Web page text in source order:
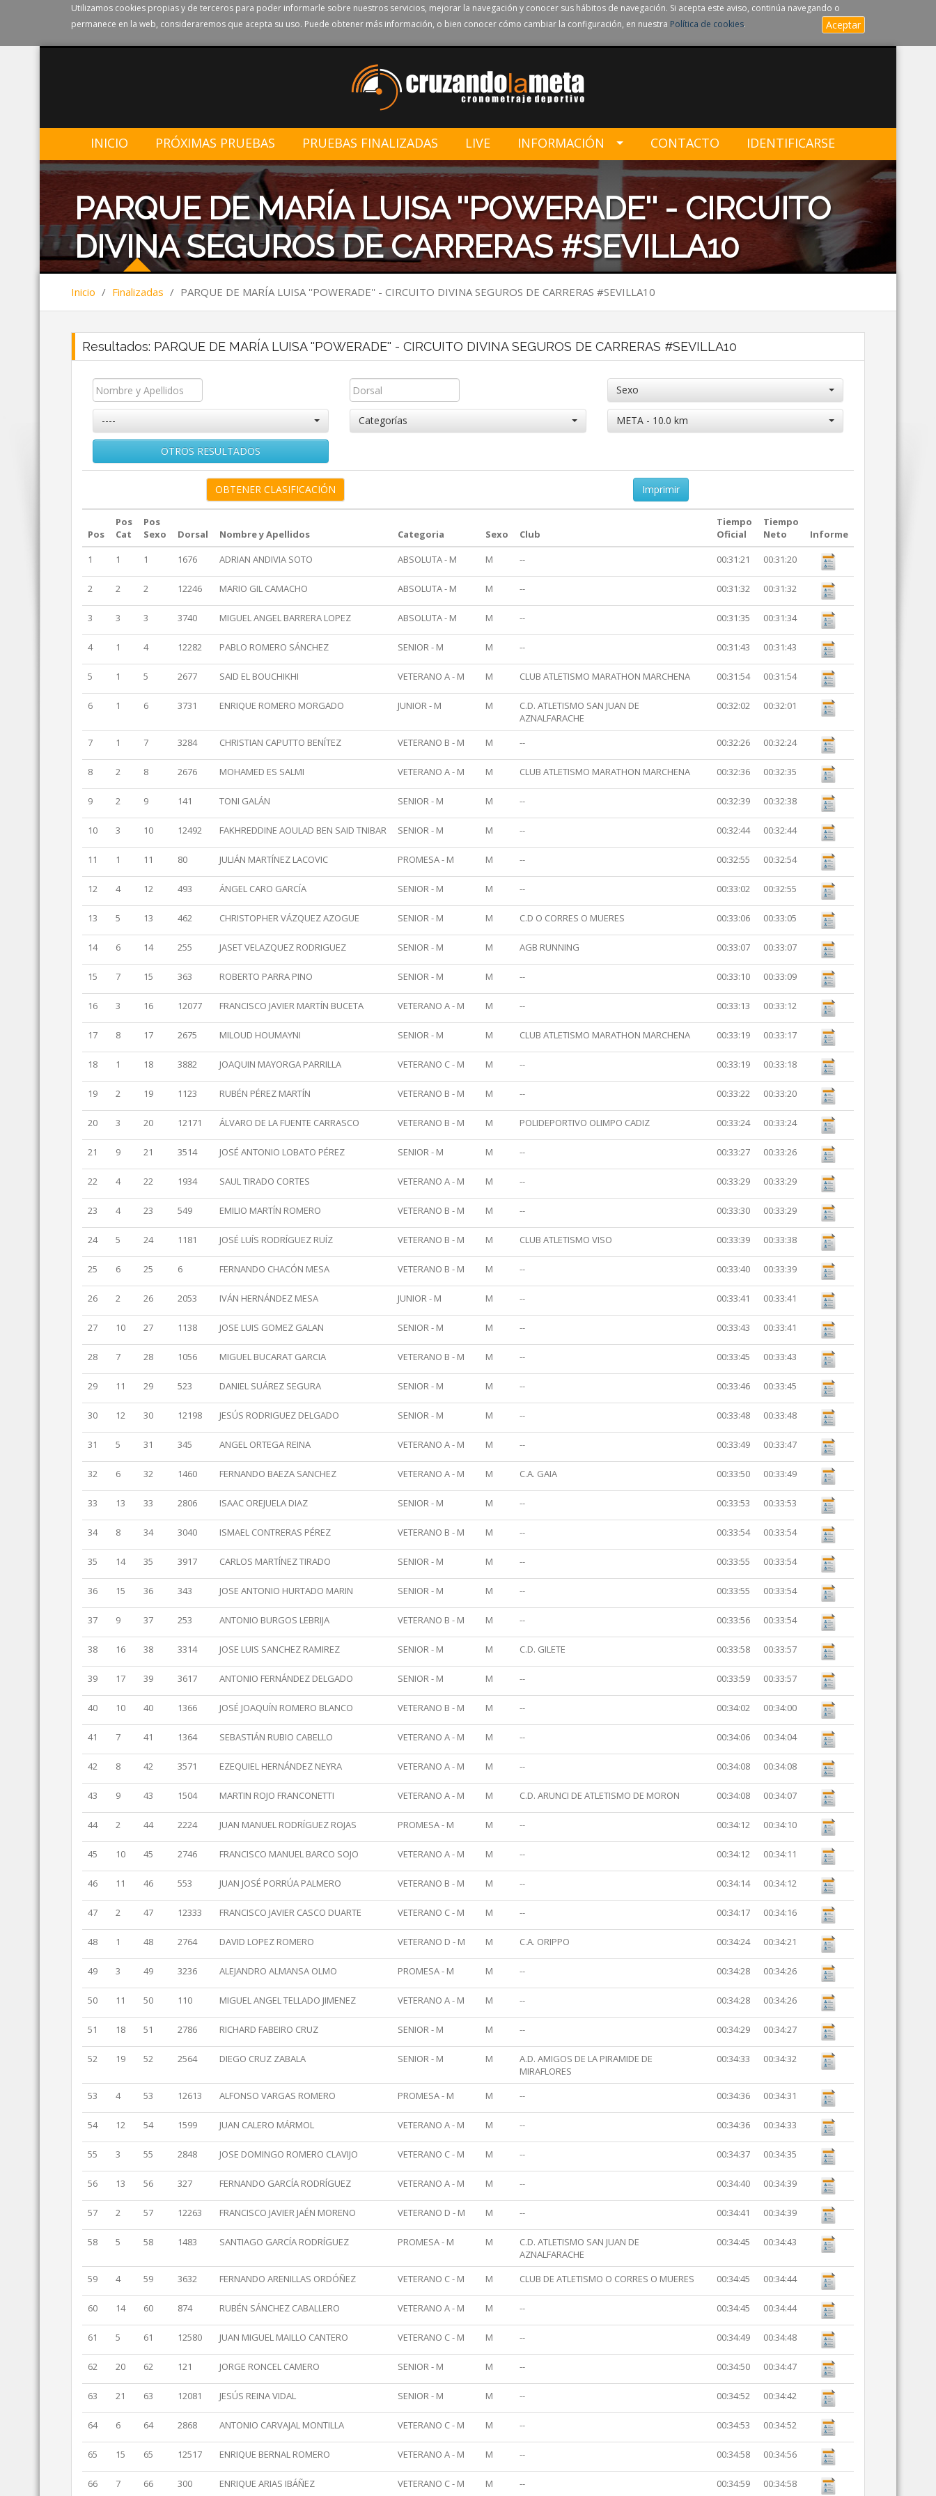
Utilizamos cookies propias y de terceros para poder informarle sobre nuestros servicios, mejorar la navegación y conocer sus hábitos de navegación. Si acepta este aviso, continúa navegando o
permanece en la web, consideraremos que acepta su uso. Puede obtener más información, o bien conocer cómo cambiar la configuración, en nuestra Política de cookies. Aceptar
INICIO PRÓXIMAS PRUEBAS PRUEBAS FINALIZADAS LIVE INFORMACIÓN CONTACTO IDENTIFICARSE
PARQUE DE MARÍA LUISA ''POWERADE'' - CIRCUITO
DIVINA SEGUROS DE CARRERAS #SEVILLA10
Inicio / Finalizadas / PARQUE DE MARÍA LUISA ''POWERADE'' - CIRCUITO DIVINA SEGUROS DE CARRERAS #SEVILLA10
Resultados: PARQUE DE MARÍA LUISA ''POWERADE'' - CIRCUITO DIVINA SEGUROS DE CARRERAS #SEVILLA10
Sexo
---- Categorías META - 10.0 km
OTROS RESULTADOS
Imprimir
Pos
Pos
Cat
Pos
Sexo
Dorsal Nombre y Apellidos Categoria Sexo Club
Tiempo
Oficial
Tiempo
Neto
Informe
1
1 1 1676 ADRIAN ANDIVIA SOTO ABSOLUTA - M M -- 00:31:21 00:31:20
2 2 2 12246 MARIO GIL CAMACHO ABSOLUTA - M M -- 00:31:32 00:31:32
3 3 3 3740 MIGUEL ANGEL BARRERA LOPEZ ABSOLUTA - M M -- 00:31:35 00:31:34
4 1 4 12282 PABLO ROMERO SÁNCHEZ SENIOR - M M -- 00:31:43 00:31:43
5 1 5 2677 SAID EL BOUCHIKHI VETERANO A - M M CLUB ATLETISMO MARATHON MARCHENA 00:31:54 00:31:54
6 1 6 3731 ENRIQUE ROMERO MORGADO JUNIOR - M M
C.D. ATLETISMO SAN JUAN DE
AZNALFARACHE
00:32:02 00:32:01
7 1 7 3284 CHRISTIAN CAPUTTO BENÍTEZ VETERANO B - M M -- 00:32:26 00:32:24
8 2 8 2676 MOHAMED ES SALMI VETERANO A - M M CLUB ATLETISMO MARATHON MARCHENA 00:32:36 00:32:35
9 2 9 141 TONI GALÁN SENIOR - M M -- 00:32:39 00:32:38
10 3 10 12492 FAKHREDDINE AOULAD BEN SAID TNIBAR SENIOR - M M -- 00:32:44 00:32:44
11 1 11 80 JULIÁN MARTÍNEZ LACOVIC PROMESA - M M -- 00:32:55 00:32:54
12 4 12 493 ÁNGEL CARO GARCÍA SENIOR - M M -- 00:33:02 00:32:55
13 5 13 462 CHRISTOPHER VÁZQUEZ AZOGUE SENIOR - M M C.D O CORRES O MUERES 00:33:06 00:33:05
14 6 14 255 JASET VELAZQUEZ RODRIGUEZ SENIOR - M M AGB RUNNING 00:33:07 00:33:07
15 7 15 363 ROBERTO PARRA PINO SENIOR - M M -- 00:33:10 00:33:09
16 3 16 12077 FRANCISCO JAVIER MARTÍN BUCETA VETERANO A - M M -- 00:33:13 00:33:12
17 8 17 2675 MILOUD HOUMAYNI SENIOR - M M CLUB ATLETISMO MARATHON MARCHENA 00:33:19 00:33:17
18 1 18 3882 JOAQUIN MAYORGA PARRILLA VETERANO C - M M -- 00:33:19 00:33:18
19 2 19 1123 RUBÉN PÉREZ MARTÍN VETERANO B - M M -- 00:33:22 00:33:20
20 3 20 12171 ÁLVARO DE LA FUENTE CARRASCO VETERANO B - M M POLIDEPORTIVO OLIMPO CADIZ 00:33:24 00:33:24
21 9 21 3514 JOSÉ ANTONIO LOBATO PÉREZ SENIOR - M M -- 00:33:27 00:33:26
22 4 22 1934 SAUL TIRADO CORTES VETERANO A - M M -- 00:33:29 00:33:29
23 4 23 549 EMILIO MARTÍN ROMERO VETERANO B - M M -- 00:33:30 00:33:29
24 5 24 1181 JOSÉ LUÍS RODRÍGUEZ RUÍZ VETERANO B - M M CLUB ATLETISMO VISO 00:33:39 00:33:38
25 6 25 6 FERNANDO CHACÓN MESA VETERANO B - M M -- 00:33:40 00:33:39
26 2 26 2053 IVÁN HERNÁNDEZ MESA JUNIOR - M M -- 00:33:41 00:33:41
27 10 27 1138 JOSE LUIS GOMEZ GALAN SENIOR - M M -- 00:33:43 00:33:41
28 7 28 1056 MIGUEL BUCARAT GARCIA VETERANO B - M M -- 00:33:45 00:33:43
29 11 29 523 DANIEL SUÁREZ SEGURA SENIOR - M M -- 00:33:46 00:33:45
30 12 30 12198 JESÚS RODRIGUEZ DELGADO SENIOR - M M -- 00:33:48 00:33:48
31 5 31 345 ANGEL ORTEGA REINA VETERANO A - M M -- 00:33:49 00:33:47
32 6 32 1460 FERNANDO BAEZA SANCHEZ VETERANO A - M M C.A. GAIA 00:33:50 00:33:49
33 13 33 2806 ISAAC OREJUELA DIAZ SENIOR - M M -- 00:33:53 00:33:53
34 8 34 3040 ISMAEL CONTRERAS PÉREZ VETERANO B - M M -- 00:33:54 00:33:54
35 14 35 3917 CARLOS MARTÍNEZ TIRADO SENIOR - M M -- 00:33:55 00:33:54
36 15 36 343 JOSE ANTONIO HURTADO MARIN SENIOR - M M -- 00:33:55 00:33:54
37 9 37 253 ANTONIO BURGOS LEBRIJA VETERANO B - M M -- 00:33:56 00:33:54
38 16 38 3314 JOSE LUIS SANCHEZ RAMIREZ SENIOR - M M C.D. GILETE 00:33:58 00:33:57
39 17 39 3617 ANTONIO FERNÁNDEZ DELGADO SENIOR - M M -- 00:33:59 00:33:57
40 10 40 1366 JOSÉ JOAQUÍN ROMERO BLANCO VETERANO B - M M -- 00:34:02 00:34:00
41 7 41 1364 SEBASTIÁN RUBIO CABELLO VETERANO A - M M -- 00:34:06 00:34:04
42 8 42 3571 EZEQUIEL HERNÁNDEZ NEYRA VETERANO A - M M -- 00:34:08 00:34:08
43 9 43 1504 MARTIN ROJO FRANCONETTI VETERANO A - M M C.D. ARUNCI DE ATLETISMO DE MORON 00:34:08 00:34:07
44 2 44 2224 JUAN MANUEL RODRÍGUEZ ROJAS PROMESA - M M -- 00:34:12 00:34:10
45 10 45 2746 FRANCISCO MANUEL BARCO SOJO VETERANO A - M M -- 00:34:12 00:34:11
46 11 46 553 JUAN JOSÉ PORRÚA PALMERO VETERANO B - M M -- 00:34:14 00:34:12
47 2 47 12333 FRANCISCO JAVIER CASCO DUARTE VETERANO C - M M -- 00:34:17 00:34:16
48 1 48 2764 DAVID LOPEZ ROMERO VETERANO D - M M C.A. ORIPPO 00:34:24 00:34:21
49 3 49 3236 ALEJANDRO ALMANSA OLMO PROMESA - M M -- 00:34:28 00:34:26
50 11 50 110 MIGUEL ANGEL TELLADO JIMENEZ VETERANO A - M M -- 00:34:28 00:34:26
51 18 51 2786 RICHARD FABEIRO CRUZ SENIOR - M M -- 00:34:29 00:34:27
52 19 52 2564 DIEGO CRUZ ZABALA SENIOR - M M
A.D. AMIGOS DE LA PIRAMIDE DE
MIRAFLORES
00:34:33 00:34:32
53 4 53 12613 ALFONSO VARGAS ROMERO PROMESA - M M -- 00:34:36 00:34:31
54 12 54 1599 JUAN CALERO MÁRMOL VETERANO A - M M -- 00:34:36 00:34:33
55 3 55 2848 JOSE DOMINGO ROMERO CLAVIJO VETERANO C - M M -- 00:34:37 00:34:35
56 13 56 327 FERNANDO GARCÍA RODRÍGUEZ VETERANO A - M M -- 00:34:40 00:34:39
57 2 57 12263 FRANCISCO JAVIER JAÉN MORENO VETERANO D - M M -- 00:34:41 00:34:39
58 5 58 1483 SANTIAGO GARCÍA RODRÍGUEZ PROMESA - M M
C.D. ATLETISMO SAN JUAN DE
AZNALFARACHE
00:34:45 00:34:43
59 4 59 3632 FERNANDO ARENILLAS ORDÓÑEZ VETERANO C - M M CLUB DE ATLETISMO O CORRES O MUERES 00:34:45 00:34:44
60 14 60 874 RUBÉN SÁNCHEZ CABALLERO VETERANO A - M M -- 00:34:45 00:34:44
61 5 61 12580 JUAN MIGUEL MAILLO CANTERO VETERANO C - M M -- 00:34:49 00:34:48
62 20 62 121 JORGE RONCEL CAMERO SENIOR - M M -- 00:34:50 00:34:47
63 21 63 12081 JESÚS REINA VIDAL SENIOR - M M -- 00:34:52 00:34:42
64 6 64 2868 ANTONIO CARVAJAL MONTILLA VETERANO C - M M -- 00:34:53 00:34:52
65 15 65 12517 ENRIQUE BERNAL ROMERO VETERANO A - M M -- 00:34:58 00:34:56
66 7 66 300 ENRIQUE ARIAS IBÁÑEZ VETERANO C - M M -- 00:34:59 00:34:58